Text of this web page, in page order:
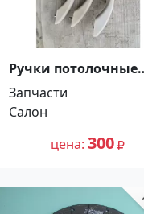
Ручки потолочные
Лада Гранта
Краснодар
Запчасти
Салон
цена 300